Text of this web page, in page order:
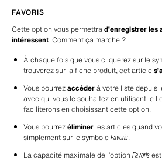
FAVORIS
Cette option vous permettra d’enregistrer les
intéressent. Comment ça marche ?
À chaque fois que vous cliquerez sur le
trouverez sur la fiche produit, cet article
Vous pourrez accéder à votre liste depuis
avec qui vous le souhaitez en utilisant le
faciliterons en choisissant cette option.
Vous pourrez éliminer les articles quand
simplement sur le symbole Favoris.
La capacité maximale de l’option Favoris